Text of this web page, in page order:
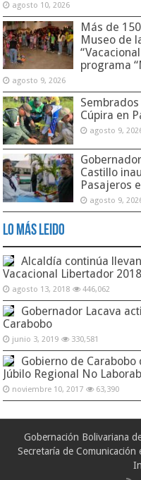
agosto 10, 2026
Más de
Museo de
programa
agosto 9, 2026
Cúpira en
agosto 9,
Castillo
Pasajeros
agosto 9,
Lo Más Leido
Alcaldía continúa
Vacacional Libertador 2018
agosto 13, 2018 446,062
Gobernador Lacava
Carabobo
junio 3, 2019 330,581
Gobierno de
Júbilo Regional No
noviembre 10, 2017 63,390
Gobernación Bolivariana
Secretaría de